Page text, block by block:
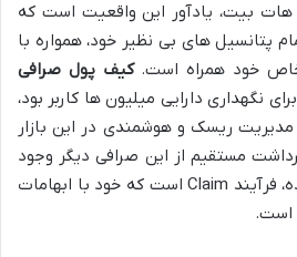
هات بیت، یادآور این واقعیت است که
پتانسیل های بی نظیر خود، همواره با
خود همراه است.کیف پول صرافی
نگهداری دارایی میلیون ها کاربر بود،
ریسک و هوشمندی در این بازار
مستقیم از این صرافی دیگر وجود
ندارد و تنها مسیر باقیمانده، فرآیند Claim است که خود با ابهامات
است.